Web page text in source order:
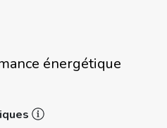
énergétique